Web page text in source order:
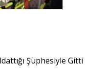
Şüphesiyle Gitti